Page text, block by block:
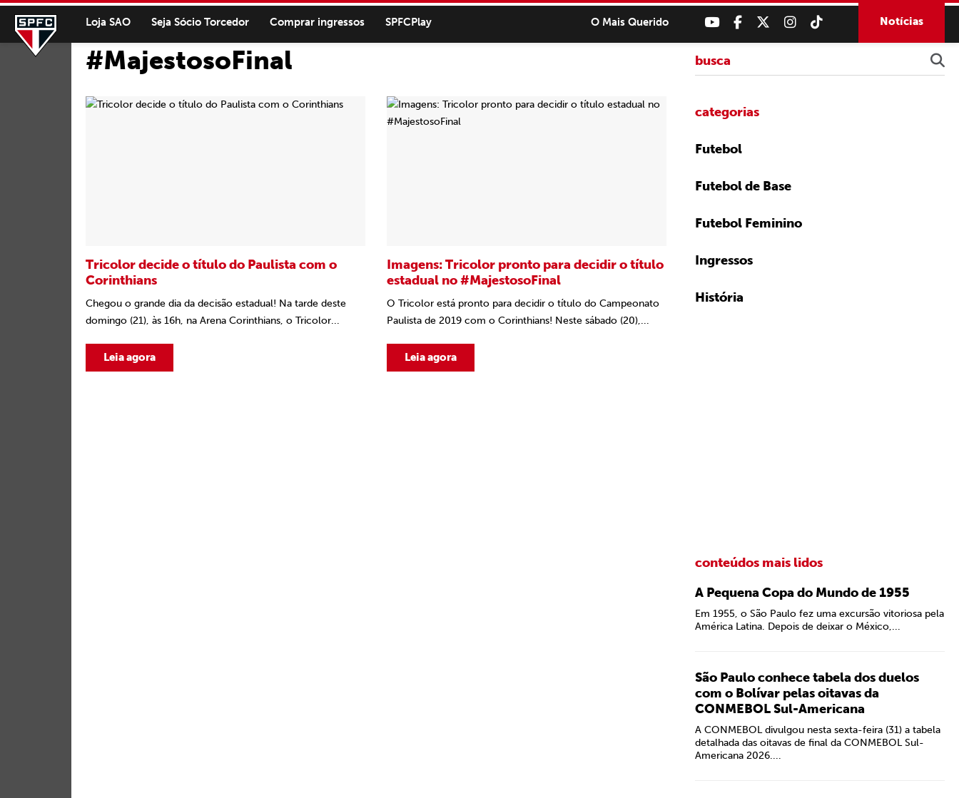
Loja SAO Seja Sócio Torcedor Comprar ingressos SPFCPlay O Mais Querido Notícias
#MajestosoFinal
Tricolor decide o título do Paulista com o
Corinthians
Chegou o grande dia da decisão estadual! Na tarde deste
domingo (21), às 16h, na Arena Corinthians, o Tricolor...
Leia agora
Imagens: Tricolor pronto para decidir o título
estadual no #MajestosoFinal
O Tricolor está pronto para decidir o título do Campeonato
Paulista de 2019 com o Corinthians! Neste sábado (20),...
Leia agora
categorias
Futebol
Futebol de Base
Futebol Feminino
Ingressos
História
conteúdos mais lidos
A Pequena Copa do Mundo de 1955
Em 1955, o São Paulo fez uma excursão vitoriosa pela
América Latina. Depois de deixar o México,...
São Paulo conhece tabela dos duelos
com o Bolívar pelas oitavas da
CONMEBOL Sul-Americana
A CONMEBOL divulgou nesta sexta-feira (31) a tabela
detalhada das oitavas de final da CONMEBOL Sul-
Americana 2026....